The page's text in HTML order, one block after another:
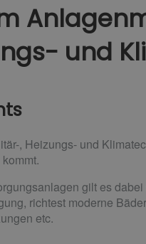
und
, Heizungs- und
gilt es
richtest moderne
etc.